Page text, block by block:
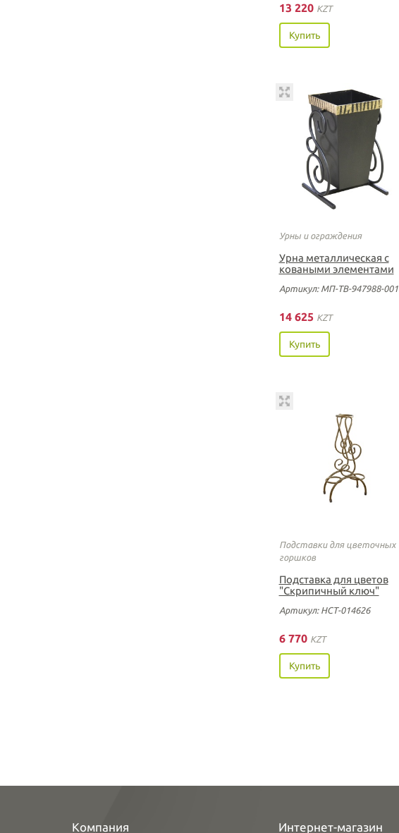
13 220 KZT
Купить
Урны и ограждения
Урна металлическая с
коваными элементами
Артикул: МП-ТВ-947988-001
14 625 KZT
Купить
Подставки для цветочных
горшков
Подставка для цветов
"Скрипичный ключ"
Артикул: НСТ-014626
6 770 KZT
Купить
Компания Интернет-магазин